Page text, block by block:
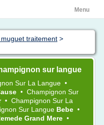
Menu
traitement >
sur langue
Sur La Langue •
• Champignon Sur
• Champignon Sur La
Sur Langue Bebe •
Grand Mere •